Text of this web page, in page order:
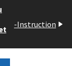
-Instruction